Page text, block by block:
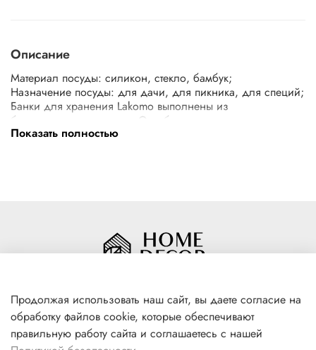
Описание
Материал посуды: силикон, стекло, бамбук;
Назначение посуды: для дачи, для пикника, для специй;
Банки для хранения Lakomo выполнены из
боросиликатного стекла. Оно более прочное,
долговечное, устойчиво к перепадам температуры и
продуктов без крышек можно использовать в
микроволновой печи и посудомоечной машине.
Показать полностью
+7(996) 316 00 81
г. Якутск, ул. Лермонтова 102
Продолжая использовать наш сайт, вы даете согласие на
обработку файлов cookie, которые обеспечивают
правильную работу сайта и соглашаетесь с нашей